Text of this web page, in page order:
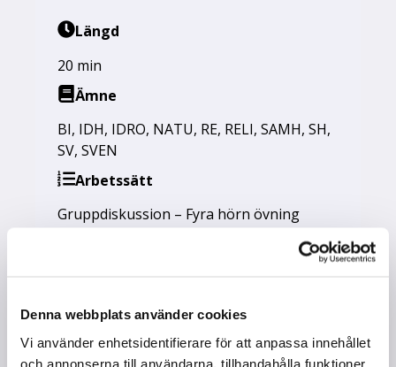
Denna webbplats använder cookies
Vi använder enhetsidentifierare för att anpassa innehållet
och annonserna till användarna, tillhandahålla funktioner
Längd
20 min
Ämne
BI, IDH, IDRO, NATU, RE, RELI, SAMH, SH,
SV, SVEN
Arbetssätt
Gruppdiskussion – Fyra hörn övning
drickande genom resistensträning med
hjälp av reflektion, diskussion och